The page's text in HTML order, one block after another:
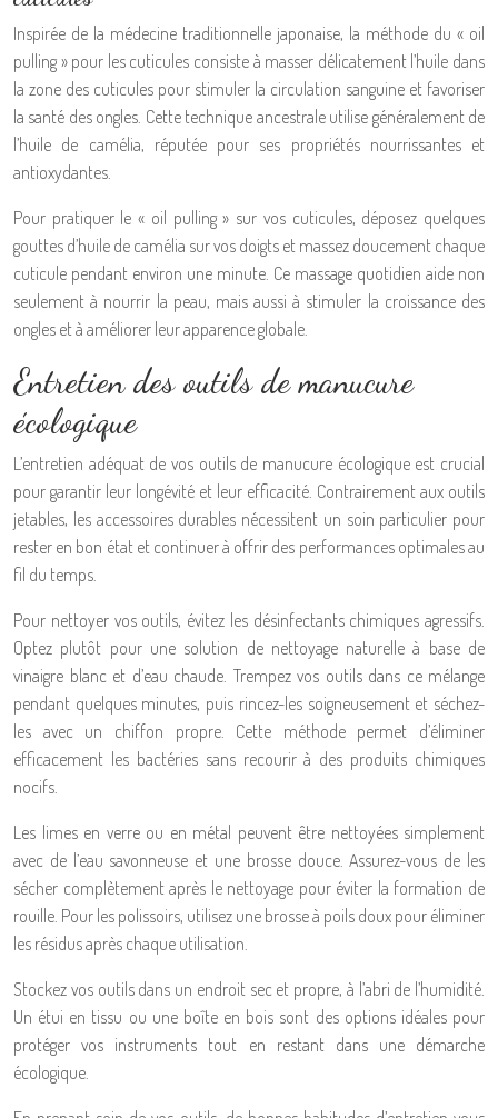
Inspirée de la médecine traditionnelle japonaise, la méthode du « oil
pulling » pour les cuticules consiste à masser délicatement l’huile dans
la zone des cuticules pour stimuler la circulation sanguine et favoriser
la santé des ongles. Cette technique ancestrale utilise généralement de
l’huile de camélia, réputée pour ses propriétés nourrissantes et
antioxydantes.
Pour pratiquer le « oil pulling » sur vos cuticules, déposez quelques
gouttes d’huile de camélia sur vos doigts et massez doucement chaque
cuticule pendant environ une minute. Ce massage quotidien aide non
seulement à nourrir la peau, mais aussi à stimuler la croissance des
ongles et à améliorer leur apparence globale.
Entretien des outils de manucure
écologique
L’entretien adéquat de vos outils de manucure écologique est crucial
pour garantir leur longévité et leur efficacité. Contrairement aux outils
jetables, les accessoires durables nécessitent un soin particulier pour
rester en bon état et continuer à offrir des performances optimales au
fil du temps.
Pour nettoyer vos outils, évitez les désinfectants chimiques agressifs.
Optez plutôt pour une solution de nettoyage naturelle à base de
vinaigre blanc et d’eau chaude. Trempez vos outils dans ce mélange
pendant quelques minutes, puis rincez-les soigneusement et séchez-
les avec un chiffon propre. Cette méthode permet d’éliminer
efficacement les bactéries sans recourir à des produits chimiques
nocifs.
Les limes en verre ou en métal peuvent être nettoyées simplement
avec de l’eau savonneuse et une brosse douce. Assurez-vous de les
sécher complètement après le nettoyage pour éviter la formation de
rouille. Pour les polissoirs, utilisez une brosse à poils doux pour éliminer
les résidus après chaque utilisation.
Stockez vos outils dans un endroit sec et propre, à l’abri de l’humidité.
Un étui en tissu ou une boîte en bois sont des options idéales pour
protéger vos instruments tout en restant dans une démarche
écologique.